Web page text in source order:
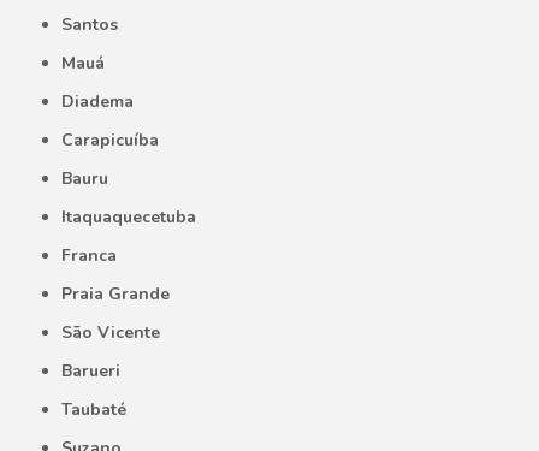
Santos
Mauá
Diadema
Carapicuíba
Bauru
Itaquaquecetuba
Franca
Praia Grande
São Vicente
Barueri
Taubaté